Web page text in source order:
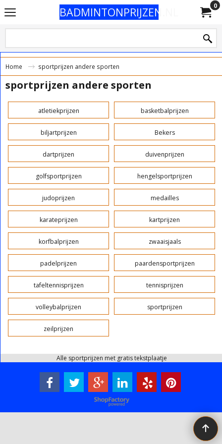
BADMINTONPRIJZEN.NL 0
Home sportprijzen andere sporten
sportprijzen andere sporten
atletiekprijzen basketbalprijzen
biljartprijzen Bekers
dartprijzen duivenprijzen
golfsportprijzen hengelsportprijzen
judoprijzen medailles
karateprijzen kartprijzen
korfbalprijzen zwaaisjaals
padelprijzen paardensportprijzen
tafeltennisprijzen tennisprijzen
volleybalprijzen sportprijzen
zeilprijzen
Alle sportprijzen met gratis tekstplaatje
Webwinkel gemaakt met ShopFactory webwinkel software.